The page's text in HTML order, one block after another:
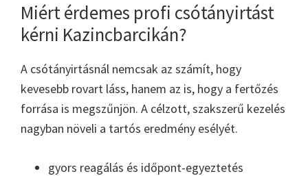
Miért érdemes profi csótányirtást
kérni Kazincbarcikán?
A csótányirtásnál nemcsak az számít, hogy
kevesebb rovart láss, hanem az is, hogy a fertőzés
forrása is megszűnjön. A célzott, szakszerű kezelés
nagyban növeli a tartós eredmény esélyét.
gyors reagálás és időpont-egyeztetés